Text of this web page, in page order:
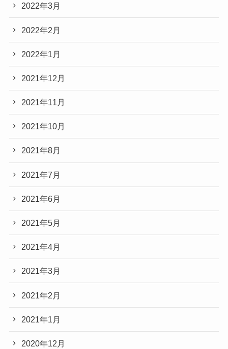
2022年3月
2022年2月
2022年1月
2021年12月
2021年11月
2021年10月
2021年8月
2021年7月
2021年6月
2021年5月
2021年4月
2021年3月
2021年2月
2021年1月
2020年12月